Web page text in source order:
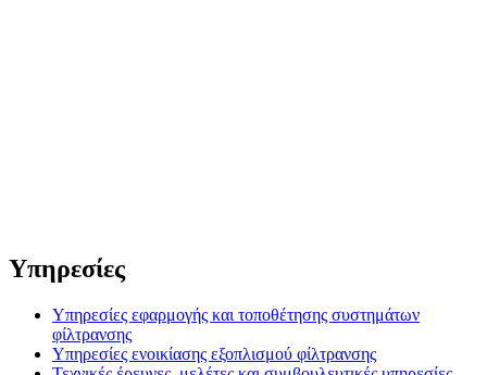
Υπηρεσίες
Υπηρεσίες εφαρμογής και τοποθέτησης συστημάτων
φίλτρανσης
Υπηρεσίες ενοικίασης εξοπλισμού φίλτρανσης